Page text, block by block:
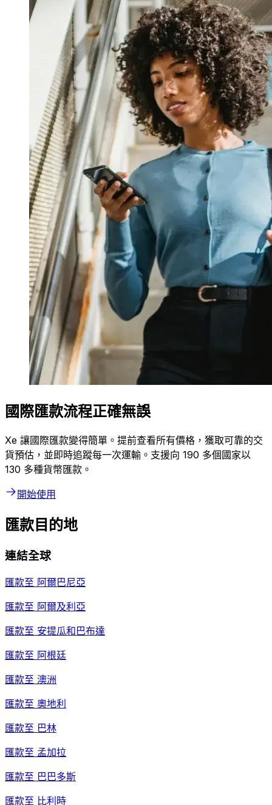
國際匯款流程正確無誤
Xe 讓國際匯款變得簡單。提前查看所有價格，獲取可靠的交
貨預估，並即時追蹤每一次運輸。支援向 190 多個國家以
130 多種貨幣匯款。
開始使用
匯款目的地
連結全球
匯款至 阿爾巴尼亞
匯款至 阿爾及利亞
匯款至 安提瓜和巴布達
匯款至 阿根廷
匯款至 澳洲
匯款至 奧地利
匯款至 巴林
匯款至 孟加拉
匯款至 巴巴多斯
匯款至 比利時